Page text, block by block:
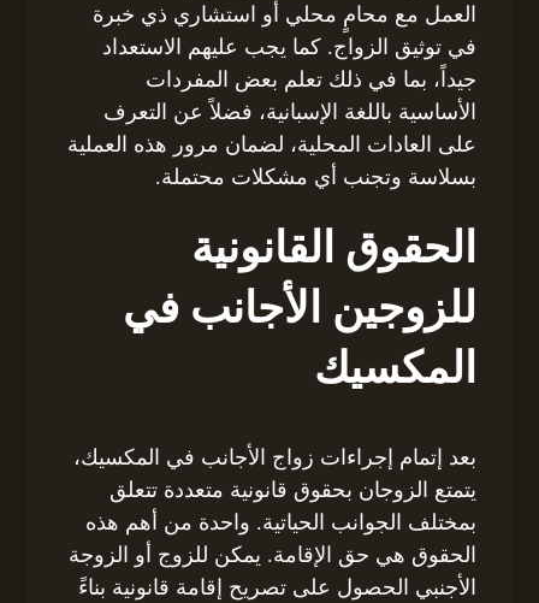
العمل مع محامٍ محلي أو استشاري ذي خبرة
في توثيق الزواج. كما يجب عليهم الاستعداد
جيداً، بما في ذلك تعلم بعض المفردات
الأساسية باللغة الإسبانية، فضلاً عن التعرف
على العادات المحلية، لضمان مرور هذه العملية
بسلاسة وتجنب أي مشكلات محتملة.
الحقوق القانونية
للزوجين الأجانب في
المكسيك
بعد إتمام إجراءات زواج الأجانب في المكسيك،
يتمتع الزوجان بحقوق قانونية متعددة تتعلق
بمختلف الجوانب الحياتية. واحدة من أهم هذه
الحقوق هي حق الإقامة. يمكن للزوج أو الزوجة
الأجنبي الحصول على تصريح إقامة قانونية بناءً